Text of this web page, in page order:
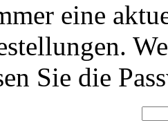
eine
Sie die